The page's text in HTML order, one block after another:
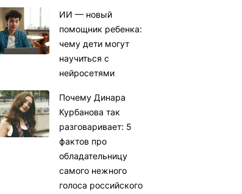
ИИ — новый
помощник ребенка:
чему дети могут
научиться с
нейросетями
Почему Динара
Курбанова так
разговаривает: 5
фактов про
обладательницу
самого нежного
голоса российского